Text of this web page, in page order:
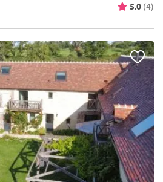
5.0 (4)